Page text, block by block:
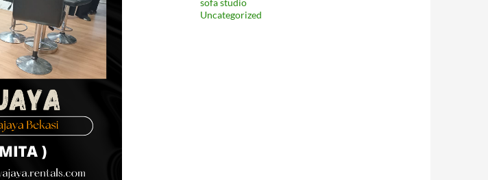
sofa studio
Uncategorized